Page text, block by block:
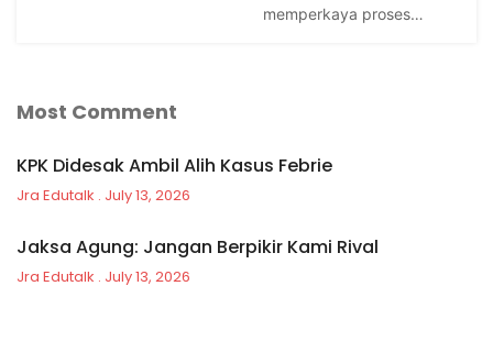
memperkaya proses…
Most Comment
KPK Didesak Ambil Alih Kasus Febrie
Jra Edutalk July 13, 2026
Jaksa Agung: Jangan Berpikir Kami Rival
Jra Edutalk July 13, 2026